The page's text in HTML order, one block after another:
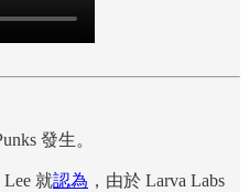
發生。
就認為 ，由於 Larva Labs